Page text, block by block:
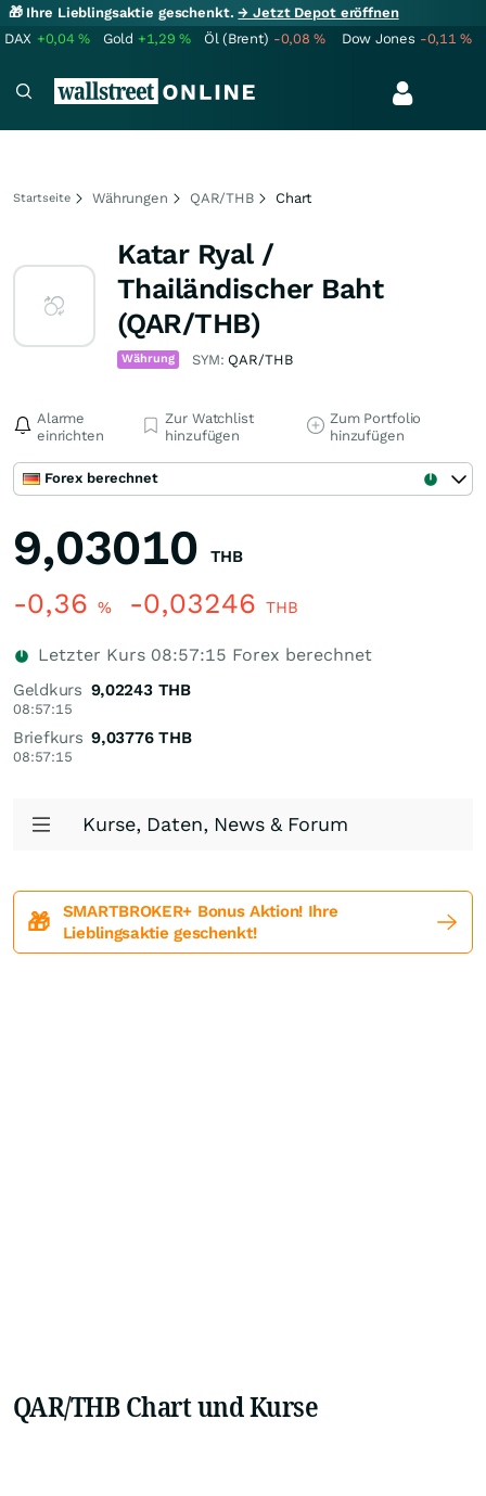
🎁 Ihre Lieblingsaktie geschenkt.→ Jetzt Depot eröffnen
DAX +0,04% Gold +1,29% Öl (Brent) -0,08% Dow Jones -0,11%
Startseite Währungen QAR/THB Chart
Katar Ryal /
Thailändischer Baht
(QAR/THB)
Währung SYM: QAR/THB
Alarme
einrichten
Zur Watchlist
hinzufügen
Zum Portfolio
hinzufügen
Forex berechnet
9,03010 THB
-0,36 % -0,03246 THB
Letzter Kurs 08:57:15 Forex berechnet
Geldkurs
08:57:15
9,02243 THB
Briefkurs
08:57:15
9,03776 THB
Kurse, Daten, News & Forum
🎁
SMARTBROKER+ Bonus Aktion! Ihre
Lieblingsaktie geschenkt!
QAR/THB Chart und Kurse